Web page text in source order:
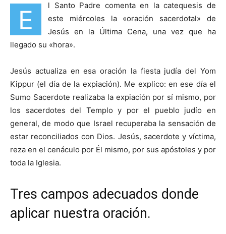
E
l Santo Padre comenta en la catequesis de
este miércoles la «oración sacerdotal» de
Jesús en la Última Cena, una vez que ha
llegado su «hora».
Jesús actualiza en esa oración la fiesta judía del Yom
Kippur (el día de la expiación). Me explico: en ese día el
Sumo Sacerdote realizaba la expiación por sí mismo, por
los sacerdotes del Templo y por el pueblo judío en
general, de modo que Israel recuperaba la sensación de
estar reconciliados con Dios. Jesús, sacerdote y víctima,
reza en el cenáculo por Él mismo, por sus apóstoles y por
toda la Iglesia.
Tres campos adecuados donde
aplicar nuestra oración.